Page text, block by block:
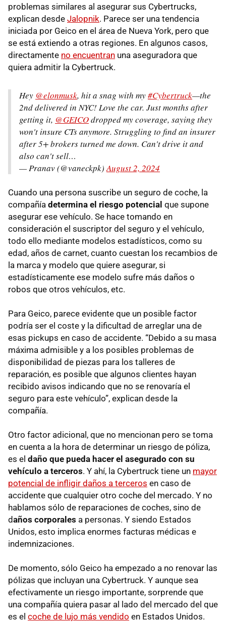
problemas similares al asegurar sus Cybertrucks,
explican desde Jalopnik. Parece ser una tendencia
iniciada por Geico en el área de Nueva York, pero que
se está extiendo a otras regiones. En algunos casos,
directamente no encuentran una aseguradora que
quiera admitir la Cybertruck.
Hey @elonmusk, hit a snag with my#Cybertruck—the
2nd delivered in NYC! Love the car. Just months after
getting it, @GEICOdropped my coverage, saying they
won't insure CTs anymore. Struggling to find an insurer
after 5+ brokers turned me down. Can't drive it and
also can't sell…
— Pranav (@vaneckpk)August 2, 2024
Cuando una persona suscribe un seguro de coche, la
compañía determina el riesgo potencial que supone
asegurar ese vehículo. Se hace tomando en
consideración el suscriptor del seguro y el vehículo,
todo ello mediante modelos estadísticos, como su
edad, años de carnet, cuanto cuestan los recambios de
la marca y modelo que quiere asegurar, si
estadísticamente ese modelo sufre más daños o
robos que otros vehículos, etc.
Para Geico, parece evidente que un posible factor
podría ser el coste y la dificultad de arreglar una de
esas pickups en caso de accidente. “Debido a su masa
máxima admisible y a los posibles problemas de
disponibilidad de piezas para los talleres de
reparación, es posible que algunos clientes hayan
recibido avisos indicando que no se renovaría el
seguro para este vehículo”, explican desde la
compañía.
Otro factor adicional, que no mencionan pero se toma
en cuenta a la hora de determinar un riesgo de póliza,
es el daño que pueda hacer el asegurado con su
vehículo a terceros. Y ahí, la Cybertruck tiene un mayor
potencial de infligir daños a terceros en caso de
accidente que cualquier otro coche del mercado. Y no
hablamos sólo de reparaciones de coches, sino de
daños corporales a personas. Y siendo Estados
Unidos, esto implica enormes facturas médicas e
indemnizaciones.
De momento, sólo Geico ha empezado a no renovar las
pólizas que incluyan una Cybertruck. Y aunque sea
efectivamente un riesgo importante, sorprende que
una compañía quiera pasar al lado del mercado del que
es el coche de lujo más vendido en Estados Unidos.